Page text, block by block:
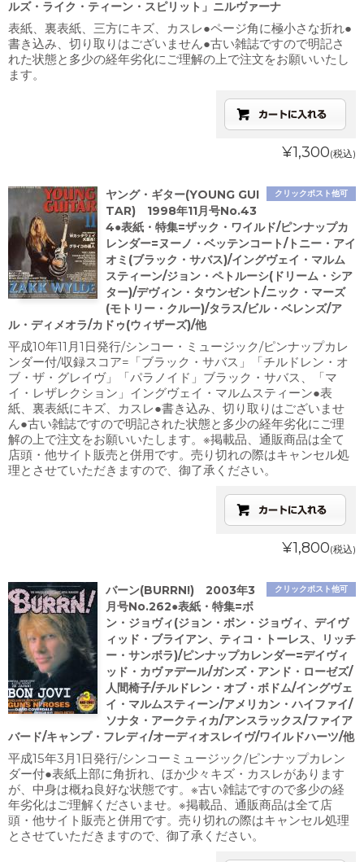
ルズ・ライク・ティーン・スピリット」ニルヴァーナ
表紙、裏表紙、三方にキズ、カスレ●ページ角に極小さな折れ●
書き込み、切り取りはございません●古い雑誌ですので明記さ
れた状態と多少の経年劣化にご理解の上で注文をお願いいたし
ます。
¥1,300(税込)
クリックポスト他可
ヤング・ギター(YOUNG GUI
TAR) 1998年11月号No.43
4●表紙・特集=ザック・ワイルド/ピンナップカ
レンダー=ヌーノ・ベッテンコート/トニー・アイ
オミ(ブラック・サバス)/イングヴェイ・マルム
スティーン/ジョン・ペトルーシ(ドリーム・シア
ター)/デヴィン・タウンゼント/ニック・マーズ
(モトリー・クルー)/タラス/ビル・ベレンズ/ア
ル・ディメオラ/カドゥ(ウィザーズ)/他
平成10年11月1日発行/シンコー・ミュージック/ピンナップカレ
ンダー付/収録スコア=「ブラック・サバス」「チルドレン・オ
ブ・ザ・グレイヴ」「パラノイド」ブラック・サバス、「マ
イ・レザレクション」イングヴェイ・マルムスティーン●表
紙、裏表紙にキズ、カスレ●書き込み、切り取りはございませ
ん●古い雑誌ですので明記された状態と多少の経年劣化にご理
解の上で注文をお願いいたします。※掲載品、通販商品は全て
店頭・他サイト販売と併用です。売り切れの際はキャンセル処
理とさせていただきますので、御了承ください。
¥1,800(税込)
クリックポスト他可
バーン(BURRN!) 2003年3
月号No.262●表紙・特集=ボ
ン・ジョヴィ(ジョン・ボン・ジョヴィ、デイヴ
ィッド・ブライアン、ティコ・トーレス、リッチ
ー・サンボラ)/ピンナップカレンダー=デイヴィ
ッド・カヴァデール/ガンズ・アンド・ローゼズ/
人間椅子/チルドレン・オブ・ボドム/イングヴェ
イ・マルムスティーン/アメリカン・ハイファイ/
ソナタ・アークティカ/アンスラックス/ファイア
バード/キャンプ・フレディ/オーディオスレイヴ/ワイルドハーツ/他
平成15年3月1日発行/シンコーミュージック/ピンナップカレン
ダー付●表紙上部に角折れ、ほか少々キズ・カスレがあります
が、中身は概ね良好な状態です。※古い雑誌ですので多少の経
年劣化はご理解くださいませ。※掲載品、通販商品は全て店
頭・他サイト販売と併用です。売り切れの際はキャンセル処理
とさせていただきますので、御了承ください。